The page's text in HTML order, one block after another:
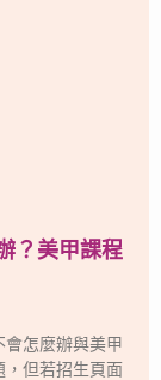
？美甲課程
怎麼辦與美甲
，但若招生頁面